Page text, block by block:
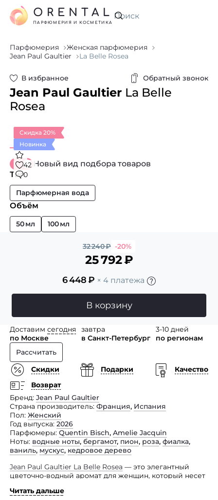
Искать
ORENTAL
ПАРФЮМЕРИЯ И КОСМЕТИКА
Парфюмерия
Женская парфюмерия
Jean Paul Gaultier
La Belle Rosea
В избранное Обратный звонок
Jean Paul Gaultier La Belle
Rosea
Скидка 20%
Новинка
42
0
Новый вид подбора товаров
Тип
Парфюмерная вода
Объём
50 мл 100 мл
32 240₽ -20%
25 792₽
6 448₽ × 4 платежа
В корзину
Доставим сегодня
по Москве
завтра
в Санкт-Петербург
3-10 дней
по регионам
Рассчитать
Скидки
Подарки
Качество
Возврат
Бренд Jean Paul Gaultier
Страна производитель Франция, Испания
Пол Женский
Год выпуска 2026
Парфюмеры Quentin Bisch, Amelie Jacquin
Ноты водные ноты, бергамот, пион, роза, фиалка,
ваниль, мускус, кедровое дерево
Jean Paul Gaultier La Belle Rosea — это элегантный
цветочно-водный аромат для женщин, который несет
сияет маняще, словно каждый отблеск наполнен
Читать дальше